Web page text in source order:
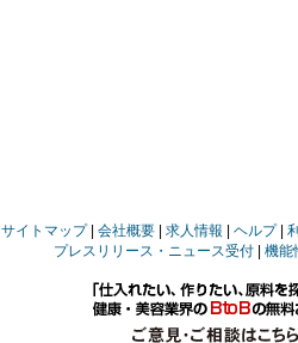
サイトマップ 会社概要 求人情報 ヘルプ
プレスリリース・ニュース受付
機能